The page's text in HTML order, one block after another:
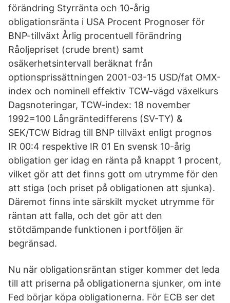
förändring Styrränta och 10-årig
obligationsränta i USA Procent Prognoser för
BNP-tillväxt Årlig procentuell förändring
Råoljepriset (crude brent) samt
osäkerhetsintervall beräknat från
optionsprissättningen 2001-03-15 USD/fat OMX-
index och nominell effektiv TCW-vägd växelkurs
Dagsnoteringar, TCW-index: 18 november
1992=100 Långräntedifferens (SV-TY) &
SEK/TCW Bidrag till BNP tillväxt enligt prognos
IR 00:4 respektive IR 01 En svensk 10-årig
obligation ger idag en ränta på knappt 1 procent,
vilket gör att det finns gott om utrymme för den
att stiga (och priset på obligationen att sjunka).
Däremot finns inte särskilt mycket utrymme för
räntan att falla, och det gör att den
stötdämpande funktionen i portföljen är
begränsad.
Nu när obligationsräntan stiger kommer det leda
till att priserna på obligationerna sjunker, om inte
Fed börjar köpa obligationerna. För ECB ser det